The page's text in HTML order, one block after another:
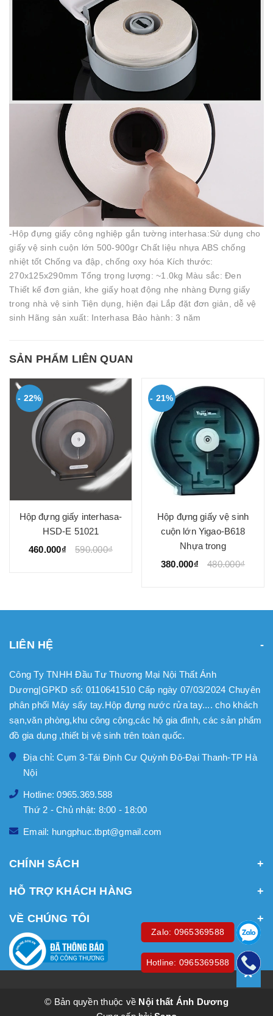
-Hộp đựng giấy công nghiệp gắn tường interhasa:Sử dụng cho
giấy vệ sinh cuộn lớn 500-900gr Chất liệu nhựa ABS chống
nhiệt tốt Chống va đập, chống oxy hóa Kích thước:
270x125x290mm Tổng trọng lượng: ~1.0kg Màu sắc: Đen
Thiết kế đơn giản, khe giấy hoạt động nhẹ nhàng Đựng giấy
trong nhà vệ sinh Tiện dụng, hiện đại Lắp đặt đơn giản, dễ vệ
sinh Hãng sản xuất: Interhasa Bảo hành: 3 năm
SẢN PHẨM LIÊN QUAN
- 22%
Hộp đựng giấy interhasa-
HSD-E 51021
460.000₫
590.000₫
- 21%
Hộp đựng giấy vệ sinh
cuộn lớn Yigao-B618
Nhựa trong
380.000₫
480.000₫
LIÊN HỆ
Công Ty TNHH Đầu Tư Thương Mại Nội Thất Ánh
Dương|GPKD số: 0110641510 Cấp ngày 07/03/2024 Chuyên
phân phối Máy sấy tay.Hộp đựng nước rửa tay.... cho khách
sạn,văn phòng,khu công cộng,các hộ gia đình, các sản phẩm
đồ gia dụng ,thiết bị vệ sinh trên toàn quốc.
Địa chỉ: Cụm 3-Tái Định Cư Quỳnh Đô-Đại Thanh-TP Hà
Nội
Hotline: 0965.369.588
Thứ 2 - Chủ nhật: 8:00 - 18:00
Email: hungphuc.tbpt@gmail.com
CHÍNH SÁCH
HỖ TRỢ KHÁCH HÀNG
VỀ CHÚNG TÔI
© Bản quyền thuộc về Nội thất Ánh Dương
Zalo: 0965369588
Hotline: 0965369588